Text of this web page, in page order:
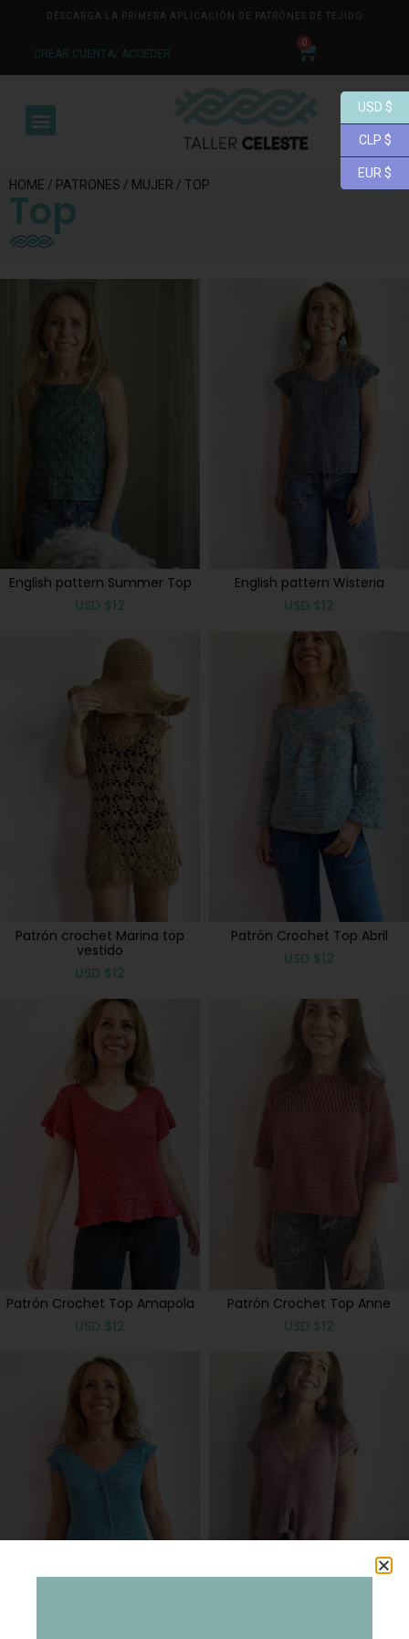
DESCARGA LA PRIMERA APLICACIÓN DE PATRONES DE TEJIDO
CREAR CUENTA/ ACCEDER
0
HOME / PATRONES / MUJER / TOP
Top
English pattern Summer Top
USD $12
English pattern Wisteria
USD $12
Patrón crochet Marina top
vestido
USD $12
Patrón Crochet Top Abril
USD $12
Patrón Crochet Top Amapola
USD $12
Patrón Crochet Top Anne
USD $12
USD $
CLP $
EUR $